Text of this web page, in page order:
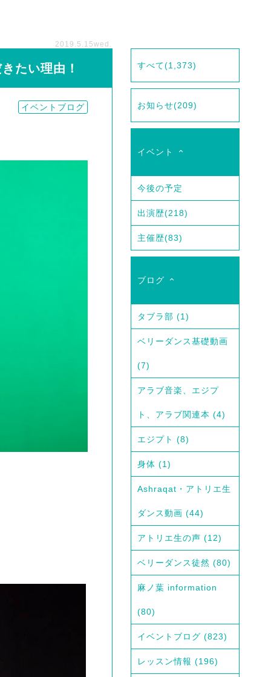
2019.5.15wed.
たい理由！
イベントブログ
すべて(1,373)
お知らせ(209)
イベント
今後の予定
出演歴(218)
主催歴(83)
ブログ
タブラ部 (1)
ベリーダンス基礎動画
(7)
アラブ音楽、エジプ
ト、アラブ関連本 (4)
エジプト (8)
身体 (1)
Ashraqat・アトリエ生
ダンス動画 (44)
アトリエ生の声 (12)
ベリーダンス徒然 (80)
麻ノ葉 information
(80)
イベントブログ (823)
レッスン情報 (196)